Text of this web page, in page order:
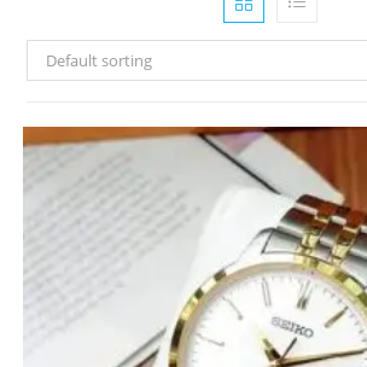
Default sorting